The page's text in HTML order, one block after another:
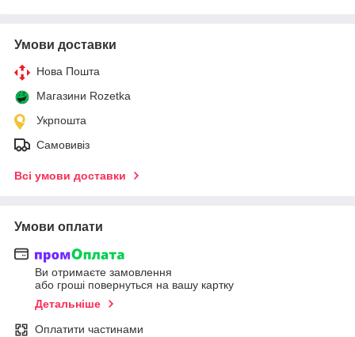
Умови доставки
Нова Пошта
Магазини Rozetka
Укрпошта
Самовивіз
Всі умови доставки
Умови оплати
Ви отримаєте замовлення
або гроші повернуться на вашу картку
Детальніше
Оплатити частинами